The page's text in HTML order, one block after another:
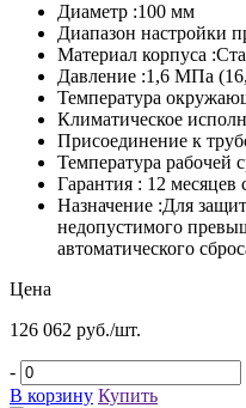
Диаметр :100 мм
Диапазон настройки
Материал корпуса
Давление :1,6 МПа
Температура
Климатическое
Присоединение к
Температура рабочей
Гарантия : 12 месяцев
Назначение :Для
недопустимого
автоматического
Цена
126 062 руб./шт.
-
В корзину Купить